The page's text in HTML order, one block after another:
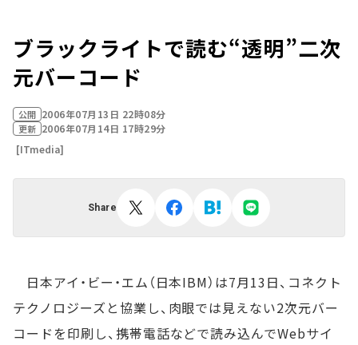
ブラックライトで読む“透明”二次
元バーコード
公開 2006年07月13日 22時08分
更新 2006年07月14日 17時29分
[ITmedia]
Share
日本アイ・ビー・エム（日本IBM）は7月13日、コネクト
テクノロジーズと協業し、肉眼では見えない2次元バー
コードを印刷し、携帯電話などで読み込んでWebサイ